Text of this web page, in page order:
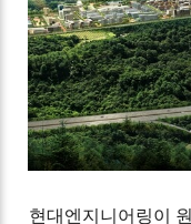
현대엔지니어링이